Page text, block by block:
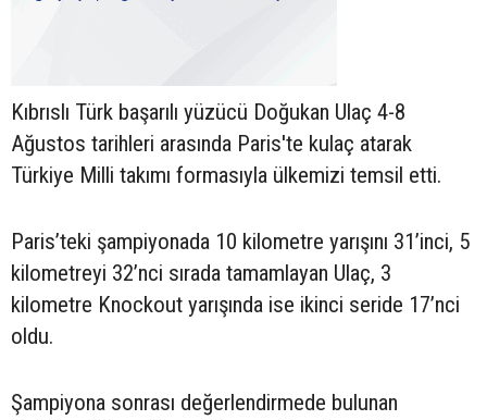
Kıbrıslı Türk başarılı yüzücü Doğukan Ulaç 4-8
Ağustos tarihleri arasında Paris'te kulaç atarak
Türkiye Milli takımı formasıyla ülkemizi temsil etti.
Paris’teki şampiyonada 10 kilometre yarışını 31’inci, 5
kilometreyi 32’nci sırada tamamlayan Ulaç, 3
kilometre Knockout yarışında ise ikinci seride 17’nci
oldu.
Şampiyona sonrası değerlendirmede bulunan